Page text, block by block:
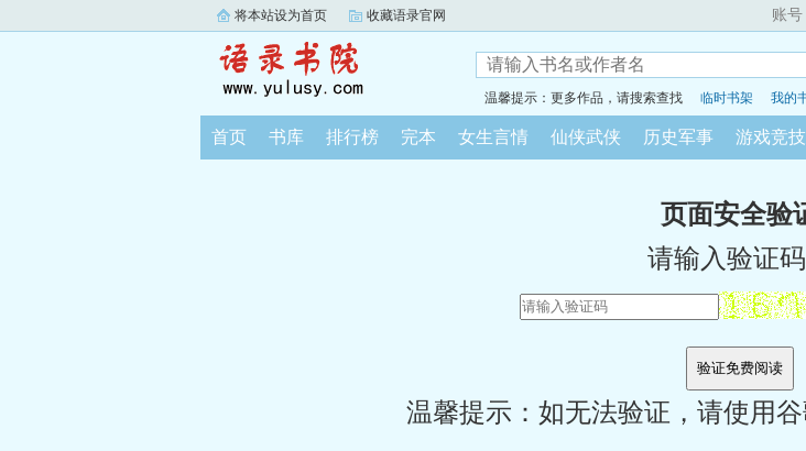
将本站设为首页 收藏语录官网 账号
温馨提示：更多作品，请搜索查找 临时书架 我的
首页 书库 排行榜 完本 女生言情 仙侠武侠 历史军事 游戏竞技
页面安全验
请输入验证码
温馨提示：如无法验证，请使用谷